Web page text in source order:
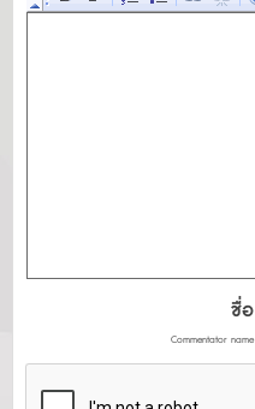
ชื่อ
Commentator name